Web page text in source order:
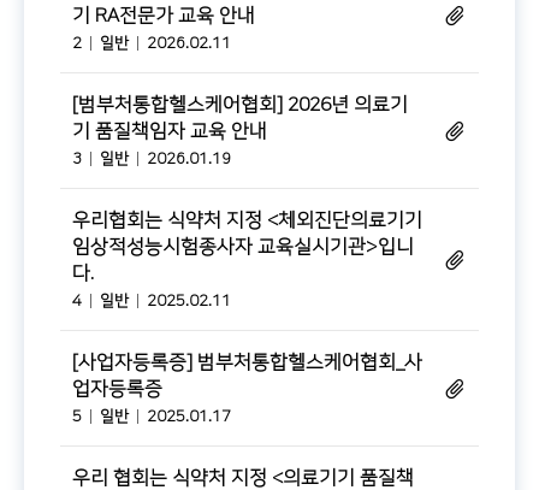
2 일반
기 RA전문가 교육 안내
2026.02.11
3 일반
[범부처통합헬스케어협회] 2026년 의료기
기 품질책임자 교육 안내
2026.01.19
4 일반
우리협회는 식약처 지정 <체외진단의료기기
임상적성능시험종사자 교육실시기관>입니
다.
2025.02.11
5 일반
[사업자등록증] 범부처통합헬스케어협회_사
업자등록증
2025.01.17
우리 협회는 식약처 지정 <의료기기 품질책